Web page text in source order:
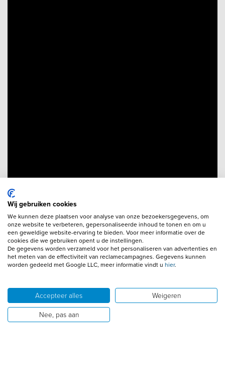
Wij gebruiken cookies
We kunnen deze plaatsen voor analyse van onze bezoekersgegevens, om
onze website te verbeteren, gepersonaliseerde inhoud te tonen en om u
een geweldige website-ervaring te bieden. Voor meer informatie over de
cookies die we gebruiken opent u de instellingen.
De gegevens worden verzameld voor het personaliseren van advertenties en
het meten van de effectiviteit van reclamecampagnes. Gegevens kunnen
worden gedeeld met Google LLC, meer informatie vindt u hier.
Accepteer alles
Weigeren
Nee, pas aan